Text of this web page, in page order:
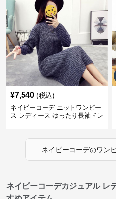
¥7,540 (税込)
ネイビーコーデ ニットワンピー
ス レディース ゆったり長袖ドレ
ネイビーコーデのワン
ネイビーコーデカジュアル レ